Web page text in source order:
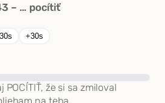
– … pocítiť
+30s
POCÍTIŤ, že si sa zmiloval